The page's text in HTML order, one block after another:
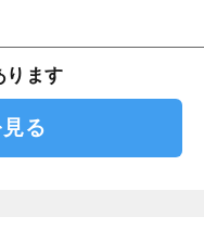
ります
る